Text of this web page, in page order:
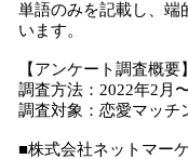
単語のみを記載し、端
います。
【アンケート調査概要】
調査方法：2022年2月
調査対象：恋愛マッチ
■株式会社ネットマー